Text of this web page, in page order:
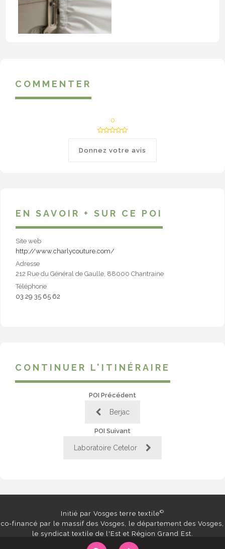
COMMENTER
0
Donnez votre avis
EN SAVOIR + SUR CE POI
Site web
http://www.charlycouture.com/
Adresse
212 Rue du Général de Gaulle, 88000 Chantraine
Téléphone
03 29 35 65 62
CONTINUER L'ITINÉRAIRE
POI Précédent
Berjac
POI Suivant
Laboratoire Cetelor
Initié par Vosges terre textile©
co-financé par le massif des Vosges, le département des Vosges,
le syndicat textile de l'Est et Région Grand Est.